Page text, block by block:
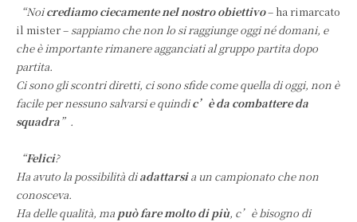
“Noicrediamo ciecamente nel nostro obiettivo– ha rimarcato
il mister – sappiamo che non lo si raggiunge oggi né domani, e
che è importante rimanere agganciati al gruppo partita dopo
partita.
Ci sono gli scontri diretti, ci sono sfide come quella di oggi, non è
facile per nessuno salvarsi e quindic’è da combattere da
squadra”.
“Felici?
Ha avuto la possibilità diadattarsia un campionato che non
conosceva.
Ha delle qualità, ma può fare molto di più, c’è bisogno di